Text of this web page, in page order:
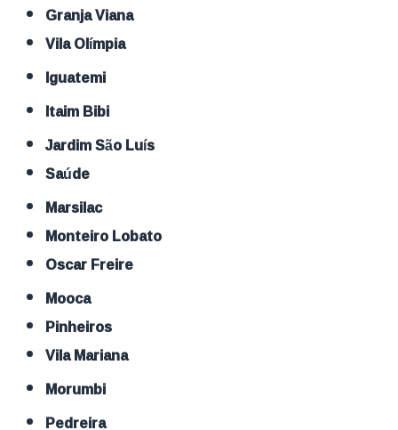
Granja Viana
Vila Olímpia
Iguatemi
Itaim Bibi
Jardim São Luís
Saúde
Marsilac
Monteiro Lobato
Oscar Freire
Mooca
Pinheiros
Vila Mariana
Morumbi
Pedreira